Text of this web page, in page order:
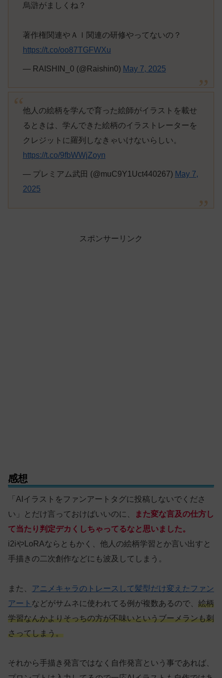
烏滸がましくね？
著作権関連やＡＩ関連の研修やってないの？
https://t.co/oo87TGFWXu
— RAISHIN_0 (@Raishin0) May 7, 2025
他人の絵柄を学んで育った絵師がイラストを載せ
るときは、学んできた絵柄のイラストレーターを
クレジットに羅列しなきゃいけないらしい。
https://t.co/9fbWWjZoyn
— プレミアム武田 (@muC9Y1Uct440267) May 7,
2025
スポンサーリンク
感想
「AIイラストをファンアートタグに投稿しないでくださ
い」とだけ言っておけばいいのに、
また変な言及の仕方し
て当たり判定デカくしちゃってるなと思いました。
i2iやLoRAならともかく、他人の絵柄学習とか言い出すと
手描きの二次創作などにも波及してしまう。
また、 アニメキャラのトレースして髪型だけ変えたファン
アート などがサムネに使われてる例が複数あるので、 絵柄
学習なんかよりそっちの方が不味いというブーメランも刺
さってしまう。
それから手描き発言ではなく自作発言という事であれば、